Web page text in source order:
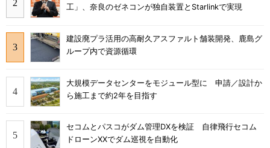
工」、奈良のゼネコンが独自装置とStarlinkで実現
建設廃プラ活用の高耐久アスファルト舗装開発、鹿島グ
ループ内で資源循環
大規模データセンターをモジュール型に 申請／設計か
ら施工まで約2年を目指す
セコムとパスコがダム管理DXを検証 自律飛行セコム
ドローンXXでダム巡視を自動化